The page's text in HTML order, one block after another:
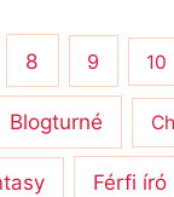
8 9 10
Blogturné
Férfi író